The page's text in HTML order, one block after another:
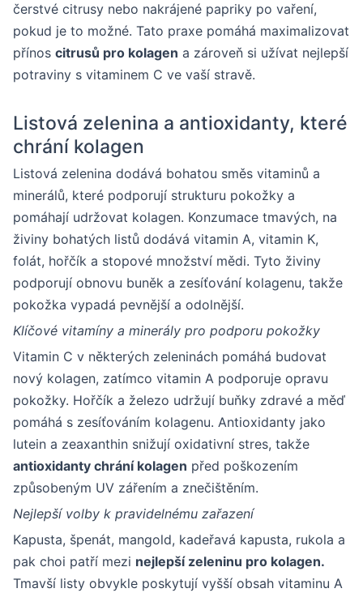
čerstvé citrusy nebo nakrájené papriky po vaření,
pokud je to možné. Tato praxe pomáhá maximalizovat
přínos citrusů pro kolagen a zároveň si užívat nejlepší
potraviny s vitaminem C ve vaší stravě.
Listová zelenina a antioxidanty, které
chrání kolagen
Listová zelenina dodává bohatou směs vitaminů a
minerálů, které podporují strukturu pokožky a
pomáhají udržovat kolagen. Konzumace tmavých, na
živiny bohatých listů dodává vitamin A, vitamin K,
folát, hořčík a stopové množství mědi. Tyto živiny
podporují obnovu buněk a zesíťování kolagenu, takže
pokožka vypadá pevnější a odolnější.
Klíčové vitamíny a minerály pro podporu pokožky
Vitamin C v některých zeleninách pomáhá budovat
nový kolagen, zatímco vitamin A podporuje opravu
pokožky. Hořčík a železo udržují buňky zdravé a měď
pomáhá s zesíťováním kolagenu. Antioxidanty jako
lutein a zeaxanthin snižují oxidativní stres, takže
antioxidanty chrání kolagen před poškozením
způsobeným UV zářením a znečištěním.
Nejlepší volby k pravidelnému zařazení
Kapusta, špenát, mangold, kadeřavá kapusta, rukola a
pak choi patří mezi nejlepší zeleninu pro kolagen.
Tmavší listy obvykle poskytují vyšší obsah vitaminu A